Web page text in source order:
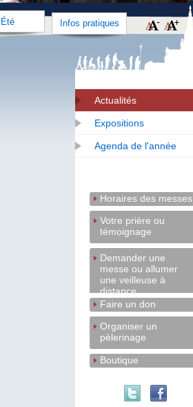
Été Infos pratiques
Actualités
Expositions
Agenda de l'année
Horaires des messes
Votre prière ou
témoignage
Demander une
messe ou allumer
une veilleuse à
distance
Faire un don
Organiser un
pèlerinage
Boutique